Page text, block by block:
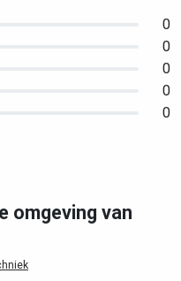
0
0
0
0
0
omgeving van